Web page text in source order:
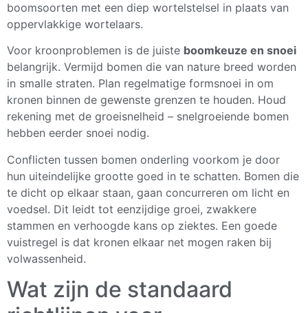
boomsoorten met een diep wortelstelsel in plaats van
oppervlakkige wortelaars.
Voor kroonproblemen is de juiste boomkeuze en snoei
belangrijk. Vermijd bomen die van nature breed worden
in smalle straten. Plan regelmatige formsnoei in om
kronen binnen de gewenste grenzen te houden. Houd
rekening met de groeisnelheid – snelgroeiende bomen
hebben eerder snoei nodig.
Conflicten tussen bomen onderling voorkom je door
hun uiteindelijke grootte goed in te schatten. Bomen die
te dicht op elkaar staan, gaan concurreren om licht en
voedsel. Dit leidt tot eenzijdige groei, zwakkere
stammen en verhoogde kans op ziektes. Een goede
vuistregel is dat kronen elkaar net mogen raken bij
volwassenheid.
Wat zijn de standaard